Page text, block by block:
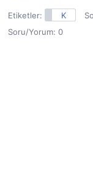
Etiketler: K
Soru/Yorum: 0